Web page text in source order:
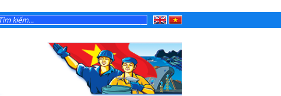
English Tiếng
Việt